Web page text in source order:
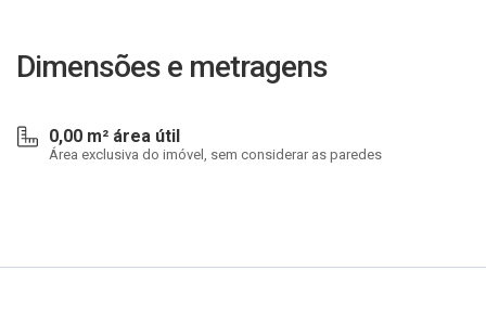
Dimensões e metragens
0,00 m² área útil
Área exclusiva do imóvel, sem considerar as paredes